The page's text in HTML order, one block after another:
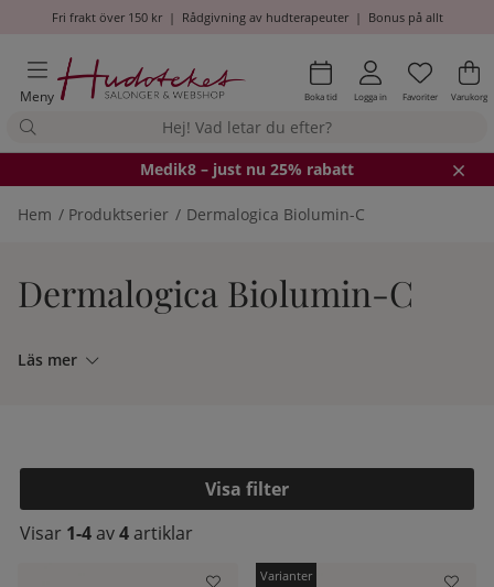
Fri frakt över 150 kr| Rådgivning av hudterapeuter| Bonus på allt
Meny Boka tid Logga in Antal i
.
Favoriter .
Varukorg
Medik8 – just nu 25% rabatt
Hem Produktserier Dermalogica Biolumin-C
Dermalogica Biolumin-C
Läs mer
Filtrera
Visar 1-4av4artiklar